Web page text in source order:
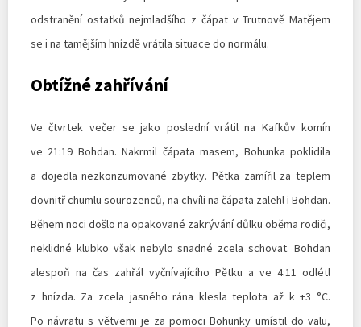
odstranění ostatků nejmladšího z čápat v Trutnově Matějem
se i na tamějším hnízdě vrátila situace do normálu.
Obtížné zahřívání
Ve čtvrtek večer se jako poslední vrátil na Kafkův komín
ve 21:19 Bohdan. Nakrmil čápata masem, Bohunka poklidila
a dojedla nezkonzumované zbytky. Pětka zamířil za teplem
dovnitř chumlu sourozenců, na chvíli na čápata zalehl i Bohdan.
Během noci došlo na opakované zakrývání důlku oběma rodiči,
neklidné klubko však nebylo snadné zcela schovat. Bohdan
alespoň na čas zahřál vyčnívajícího Pětku a ve 4:11 odlétl
z hnízda. Za zcela jasného rána klesla teplota až k +3 °C.
Po návratu s větvemi je za pomoci Bohunky umístil do valu,